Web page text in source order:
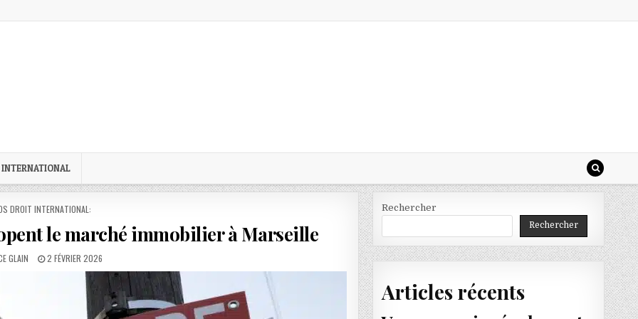
DROIT INTERNATIONAL:
le marché immobilier à Marseille
GLAIN
PUBLISHED
2 FÉVRIER 2026
Rechercher
Rechercher
Articles récents